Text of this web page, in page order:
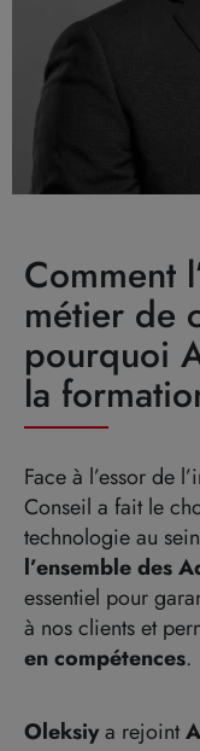
Comment
métier de
pourquoi
la
Face à l’essor de
Conseil a fait le
technologie au
l’ensemble des
essentiel pour
à nos clients et
en compétences.
Oleksiya rejoint